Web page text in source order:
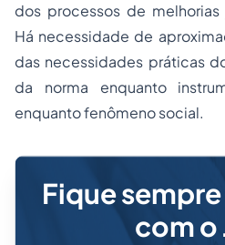
dos processos de melhorias
Há necessidade de
das necessidades práticas
da norma enquanto
enquanto fenômeno social.
Fique
com o